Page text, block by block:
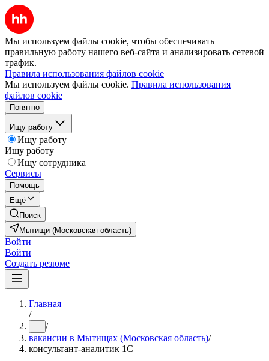
Мы используем файлы cookie, чтобы обеспечивать
правильную работу нашего веб-сайта и анализировать сетевой
трафик.
Правила использования файлов cookie
Мы используем файлы cookie. Правила использования
файлов cookie
Понятно
Ищу работу
Ищу работу
Ищу работу
Ищу сотрудника
Сервисы
Помощь
Ещё
Поиск
Мытищи (Московская область)
Войти
Войти
Создать резюме
Главная
/
... /
вакансии в Мытищах (Московская область)/
консультант-аналитик 1С